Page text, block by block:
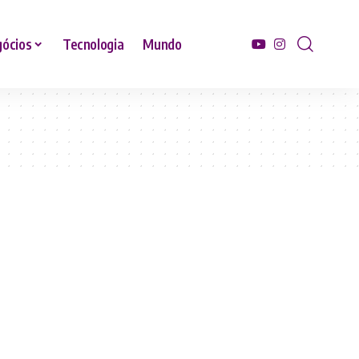
Tecnologia Mundo